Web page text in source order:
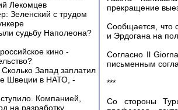
Лекомцев
Зеленский с трудом
судьбу Наполеона?
кино -
Запад заплатил
Швеции в НАТО, -
Компанией,
на разработку
прекращение
Сообщается, что
и Эрдогана на
Согласно Il
письменным
***
Со стороны